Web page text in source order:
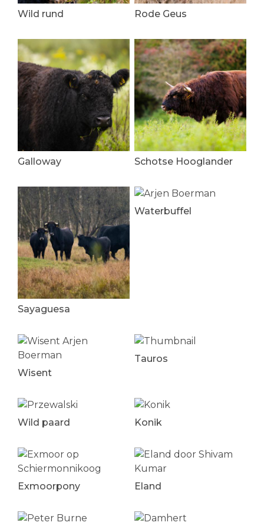
Wild rund Rode Geus
Galloway Schotse Hooglander
Sayaguesa
Waterbuffel
Wisent
Tauros
Wild paard Konik
Exmoorpony Eland